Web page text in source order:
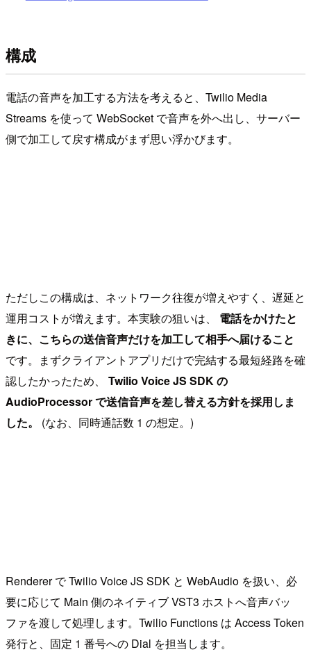
構成
電話の音声を加工する方法を考えると、Twilio Media
Streams を使って WebSocket で音声を外へ出し、サーバー
側で加工して戻す構成がまず思い浮かびます。
ただしこの構成は、ネットワーク往復が増えやすく、遅延と
運用コストが増えます。本実験の狙いは、 電話をかけたと
きに、こちらの送信音声だけを加工して相手へ届けること
です。まずクライアントアプリだけで完結する最短経路を確
認したかったため、 Twilio Voice JS SDK の
AudioProcessor で送信音声を差し替える方針を採用しま
した。
(なお、同時通話数 1 の想定。)
Renderer で Twilio Voice JS SDK と WebAudio を扱い、必
要に応じて Main 側のネイティブ VST3 ホストへ音声バッ
ファを渡して処理します。Twilio Functions は Access Token
発行と、固定 1 番号への Dial を担当します。